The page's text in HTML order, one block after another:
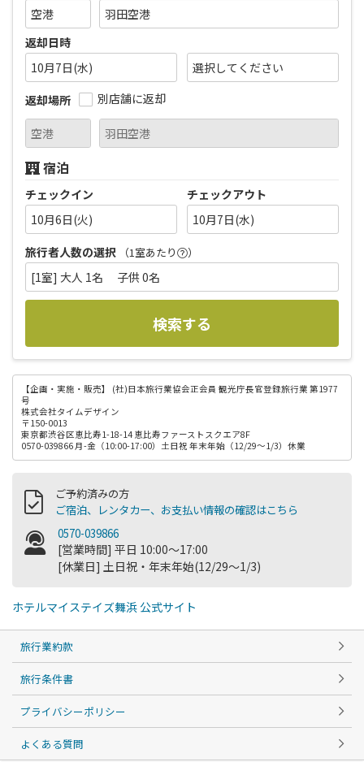
返却日時
10月7日(水)
返却場所
別店舗に返却
宿泊
チェックイン
10月6日(火)
チェックアウト
10月7日(水)
旅行者人数の選択
（1室あたり ）
[1室] 大人 1名 子供 0名
検索する
【企画・実施・販売】
(社)日本旅行業協会正会員 観光庁長官登録旅行業 第1977
号
株式会社タイムデザイン
〒150-0013
東京都渋谷区恵比寿1-18-14 恵比寿ファーストスクエア8F
0570-039866 月-金（10:00-17:00）土日祝 年末年始（12/29～1/3）休業
ご予約済みの方
ご宿泊、レンタカー、お支払い情報の確認はこちら
0570-039866
[営業時間] 平日 10:00～17:00
[休業日] 土日祝・年末年始(12/29～1/3)
ホテルマイステイズ舞浜 公式サイト
旅行業約款
旅行条件書
プライバシーポリシー
よくある質問